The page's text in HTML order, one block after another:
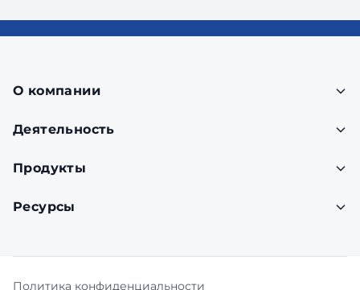
О компании
Деятельность
Продукты
Ресурсы
Политика конфиденциальности